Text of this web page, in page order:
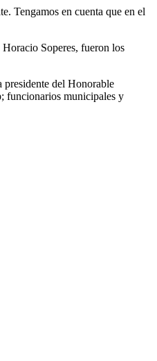
Tengamos en cuenta que en el
Soperes, fueron los
del Honorable
funcionarios municipales y